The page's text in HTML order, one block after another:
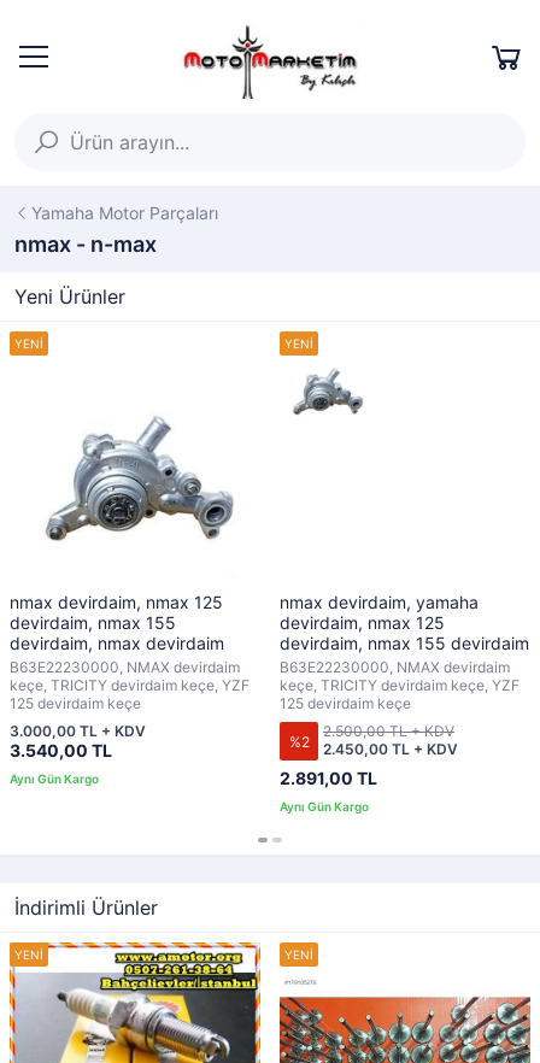
Yamaha Motor Parçaları
nmax - n-max
Yeni Ürünler
nmax devirdaim, nmax 125
devirdaim, nmax 155
devirdaim, nmax devirdaim
B63E22230000, NMAX devirdaim
keçe, TRICITY devirdaim keçe, YZF
125 devirdaim keçe
3.540,00 TL
3.000,00 TL + KDV
nmax devirdaim, yamaha
devirdaim, nmax 125
devirdaim, nmax 155 devirdaim
B63E22230000, NMAX devirdaim
keçe, TRICITY devirdaim keçe, YZF
125 devirdaim keçe
%2
2.891,00 TL
2.450,00 TL + KDV
2.500,00 TL + KDV
İndirimli Ürünler